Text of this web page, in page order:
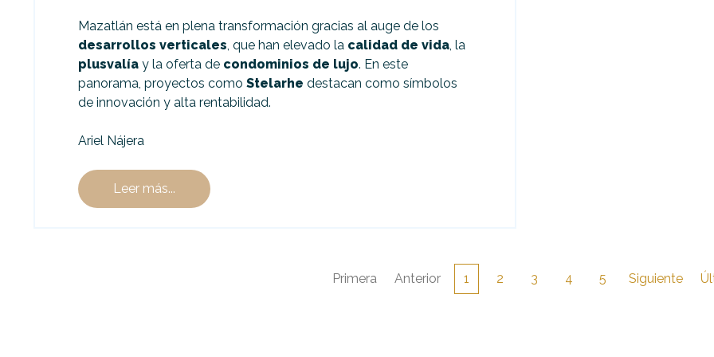
Mazatlán está en plena transformación gracias al auge de los
desarrollos verticales , que han elevado la calidad de vida , la
plusvalía y la oferta de condominios de lujo. En este
panorama, proyectos como Stelarhe destacan como símbolos
de innovación y alta rentabilidad.
Ariel Nájera
Leer más...
Primera Anterior 1 2 3 4 5 Siguiente